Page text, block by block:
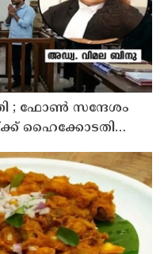
; ഫോൺ സന്ദേശം
ഹൈക്കോടതി